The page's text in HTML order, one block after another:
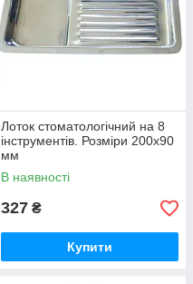
Лоток стоматологічний на 8
інструментів. Розміри 200x90
мм
В наявності
327 ₴
Купити